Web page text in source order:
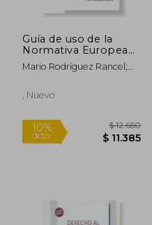
50% $ 122.281
Guía de uso de la
Normativa Europea
de Producción
Ecológica Para
Mario Rodríguez Rancel;
Hernández García;
Carmelo Alexis Sánchez
, Nuevo